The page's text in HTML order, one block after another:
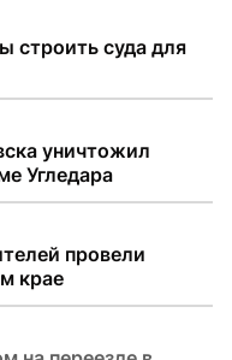
строить суда для
уничтожил
Угледара
провели
крае